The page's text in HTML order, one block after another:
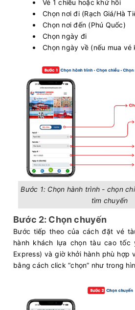
Vé 1 chiều hoặc khứ hồi
Chọn nơi đi (Rạch Giá/Hà
Chọn nơi đến (Phú Quốc)
Chọn ngày đi
Chọn ngày về (nếu mua vé
Bước 1: Chọn hành trình - chọn
tìm chuyến
Bước 2: Chọn chuyến
Bước tiếp theo của cách đặt vé
hành khách lựa chọn tàu cao tốc
Express) và giờ khởi hành phù hợp
bằng cách click “chọn” như trong